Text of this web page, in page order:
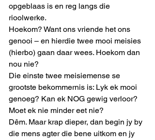
opgeblaas is en reg langs die
rioolwerke.
Hoekom? Want ons vriende het ons
genooi – en hierdie twee mooi meisies
(hierbo) gaan daar wees. Hoekom dan
nou nie?
Die einste twee meisiemense se
grootste bekommernis is: Lyk ek mooi
genoeg? Kan ek NOG gewig verloor?
Moet ek nie minder eet nie?
Dêm. Maar krap dieper, dan begin jy by
die mens agter die bene uitkom en jy